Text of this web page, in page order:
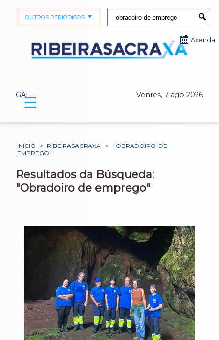
GAL Venres, 7 ago 2026
OUTROS PERIÓDICOS
Axenda
☰
INICIO > RIBEIRASACRAXA >
"OBRADOIRO-DE-
EMPREGO"
Resultados da Búsqueda:
"Obradoiro de emprego"